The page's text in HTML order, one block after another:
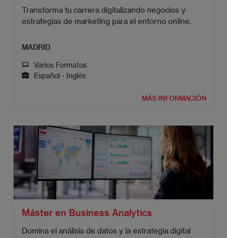
Transforma tu carrera digitalizando negocios y
estrategias de marketing para el entorno online.
MADRID
Varios Formatos
Español - Inglés
MÁS INFORMACIÓN
Máster en Business Analytics
Domina el análisis de datos y la estrategia digital